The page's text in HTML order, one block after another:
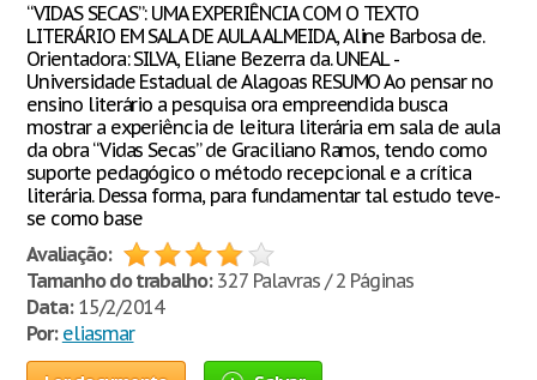
“VIDAS SECAS”: UMA EXPERIÊNCIA COM O TEXTO
LITERÁRIO EM SALA DE AULA ALMEIDA, Aline Barbosa de.
Orientadora: SILVA, Eliane Bezerra da. UNEAL -
Universidade Estadual de Alagoas RESUMO Ao pensar no
ensino literário a pesquisa ora empreendida busca
mostrar a experiência de leitura literária em sala de aula
da obra “Vidas Secas” de Graciliano Ramos, tendo como
suporte pedagógico o método recepcional e a crítica
literária. Dessa forma, para fundamentar tal estudo teve-
se como base
Avaliação:
Tamanho do trabalho:327 Palavras / 2 Páginas
Data:15/2/2014
Por: eliasmar